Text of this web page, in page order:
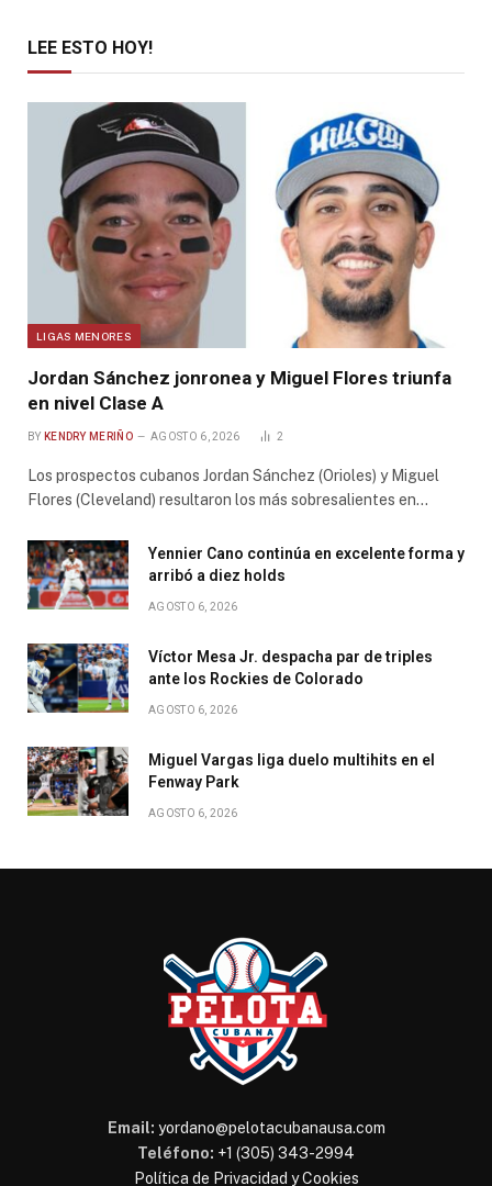
LEE ESTO HOY!
LIGAS MENORES
Jordan Sánchez jonronea y Miguel Flores triunfa
en nivel Clase A
BY KENDRY MERIÑO AGOSTO 6, 2026 2
Los prospectos cubanos Jordan Sánchez (Orioles) y Miguel
Flores (Cleveland) resultaron los más sobresalientes en…
Yennier Cano continúa en excelente forma y
arribó a diez holds
AGOSTO 6, 2026
Víctor Mesa Jr. despacha par de triples
ante los Rockies de Colorado
AGOSTO 6, 2026
Miguel Vargas liga duelo multihits en el
Fenway Park
AGOSTO 6, 2026
Email: yordano@pelotacubanausa.com
Teléfono: +1 (305) 343-2994
Política de Privacidad y Cookies